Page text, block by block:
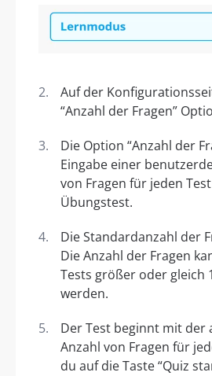
Auf der
“Anzahl der Fragen”
Die Option “Anzahl der
Eingabe einer
von Fragen für jeden
Übungstest.
Die Standardanzahl der
Die Anzahl der Fragen
Tests größer oder gleich
werden.
Der Test beginnt mit der
Anzahl von Fragen für
du auf die Taste “Quiz